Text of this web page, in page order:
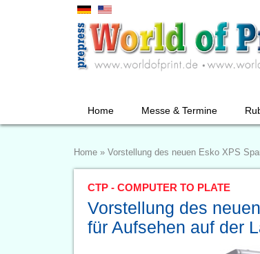
Home Messe & Termine
Home » Vorstellung des neuen Esko XPS
CTP - COMPUTER TO PLATE
Vorstellung des
für Aufsehen auf der